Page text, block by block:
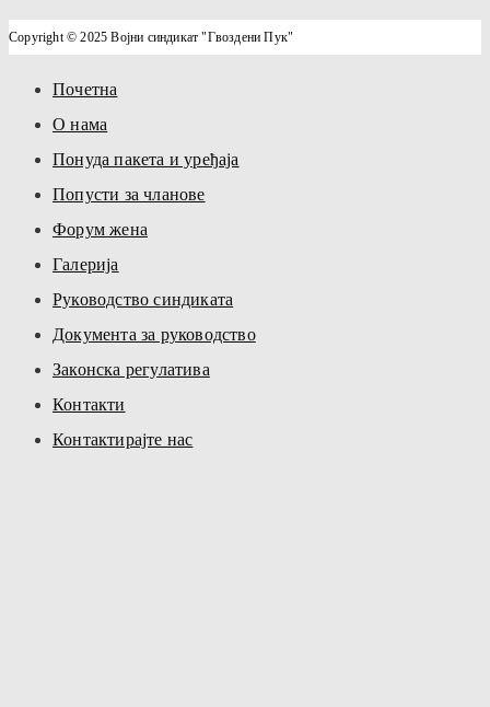
Copyright © 2025 Војни синдикат "Гвоздени Пук"
Почетна
О нама
Понуда пакета и уређаја
Попусти за чланове
Форум жена
Галерија
Руководство синдиката
Документа за руководство
Законска регулатива
Контакти
Контактирајте нас